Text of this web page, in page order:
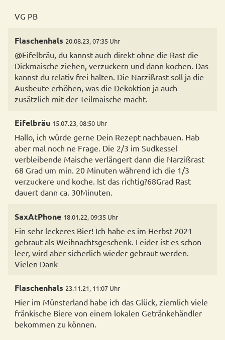
VG PB
Flaschenhals 20.08.23, 07:35 Uhr
@Eifelbräu, du kannst auch direkt ohne die Rast die
Dickmaische ziehen, verzuckern und dann kochen. Das
kannst du relativ frei halten. Die Narzißrast soll ja die
Ausbeute erhöhen, was die Dekoktion ja auch
zusätzlich mit der Teilmaische macht.
Eifelbräu 15.07.23, 08:50 Uhr
Hallo, ich würde gerne Dein Rezept nachbauen. Hab
aber mal noch ne Frage. Die 2/3 im Sudkessel
verbleibende Maische verlängert dann die Narzißrast
68 Grad um min. 20 Minuten während ich die 1/3
verzuckere und koche. Ist das richtig?68Grad Rast
SaxAtPhone 18.01.22, 09:35 Uhr
Ein sehr leckeres Bier! Ich habe es im Herbst 2021
gebraut als Weihnachtsgeschenk. Leider ist es schon
leer, wird aber sicherlich wieder gebraut werden.
Vielen Dank
Flaschenhals 23.11.21, 11:07 Uhr
Hier im Münsterland habe ich das Glück, ziemlich viele
fränkische Biere von einem lokalen Getränkehändler
bekommen zu können.